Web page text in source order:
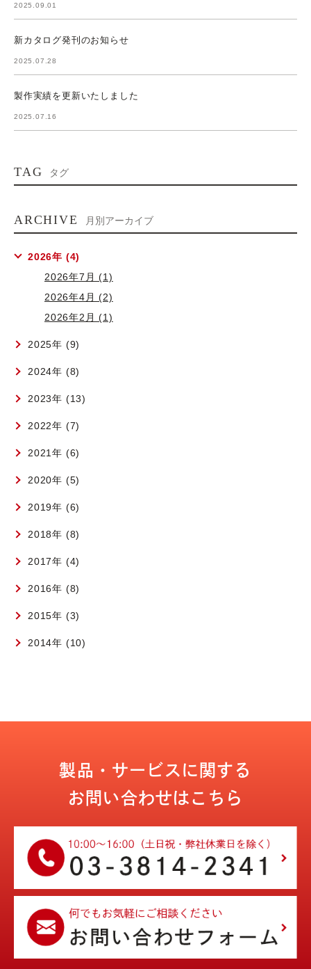
2025.09.01
新カタログ発刊のお知らせ
2025.07.28
製作実績を更新いたしました
2025.07.16
TAG タグ
ARCHIVE 月別アーカイブ
2026年 (4)
2026年7月 (1)
2026年4月 (2)
2026年2月 (1)
2025年 (9)
2024年 (8)
2023年 (13)
2022年 (7)
2021年 (6)
2020年 (5)
2019年 (6)
2018年 (8)
2017年 (4)
2016年 (8)
2015年 (3)
2014年 (10)
製品・サービスに関する
お問い合わせはこちら